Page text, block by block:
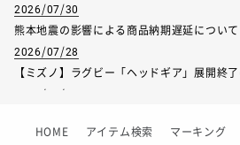
2026/07/30
熊本地震の影響による商品納期遅延について
2026/07/28
【ミズノ】ラグビー「ヘッドギア」展開終
2026/06/09
HOME アイテム検索 マーキング